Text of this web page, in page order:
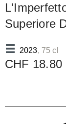
Superiore
2023, 75 cl
CHF 18.80